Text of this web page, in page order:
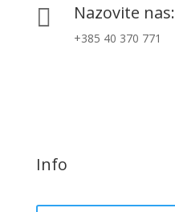
 Nazovite nas:
+385 40 370 771
Info